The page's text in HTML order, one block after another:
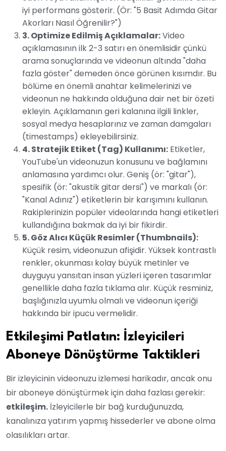
iyi performans gösterir. (Ör: "5 Basit Adımda Gitar
Akorları Nasıl Öğrenilir?")
3. Optimize Edilmiş Açıklamalar:Video
açıklamasının ilk 2-3 satırı en önemlisidir çünkü
arama sonuçlarında ve videonun altında "daha
fazla göster" demeden önce görünen kısımdır. Bu
bölüme en önemli anahtar kelimelerinizi ve
videonun ne hakkında olduğuna dair net bir özeti
ekleyin. Açıklamanın geri kalanına ilgili linkler,
sosyal medya hesaplarınız ve zaman damgaları
(timestamps) ekleyebilirsiniz.
4. Stratejik Etiket (Tag) Kullanımı: Etiketler,
YouTube'un videonuzun konusunu ve bağlamını
anlamasına yardımcı olur. Geniş (ör: "gitar"),
spesifik (ör: "akustik gitar dersi") ve markalı (ör:
"Kanal Adınız") etiketlerin bir karışımını kullanın.
Rakiplerinizin popüler videolarında hangi etiketleri
kullandığına bakmak da iyi bir fikirdir.
5. Göz Alıcı Küçük Resimler (Thumbnails):
Küçük resim, videonuzun afişidir. Yüksek kontrastlı
renkler, okunması kolay büyük metinler ve
duyguyu yansıtan insan yüzleri içeren tasarımlar
genellikle daha fazla tıklama alır. Küçük resminiz,
başlığınızla uyumlu olmalı ve videonun içeriği
hakkında bir ipucu vermelidir.
Etkileşimi Patlatın: İzleyicileri
Aboneye Dönüştürme Taktikleri
Bir izleyicinin videonuzu izlemesi harikadır, ancak onu
bir aboneye dönüştürmek için daha fazlası gerekir:
etkileşim. İzleyicilerle bir bağ kurduğunuzda,
kanalınıza yatırım yapmış hissederler ve abone olma
olasılıkları artar.